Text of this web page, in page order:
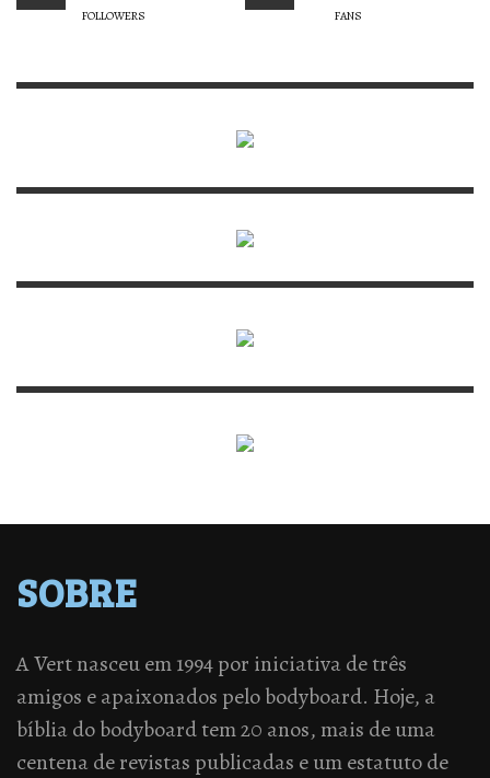
FOLLOWERS FANS
SOBRE
A Vert nasceu em 1994 por iniciativa de três
amigos e apaixonados pelo bodyboard. Hoje, a
bíblia do bodyboard tem 20 anos, mais de uma
centena de revistas publicadas e um estatuto de